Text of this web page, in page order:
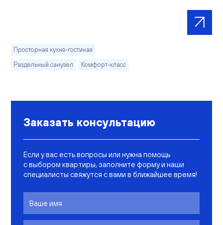
Просторная кухня-гостиная
Раздельный санузел
Комфорт-класс
Заказать консультацию
Если у вас есть вопросы или нужна помощь
с выбором квартиры, заполните форму и наши
специалисты свяжутся с вами в ближайшее время!